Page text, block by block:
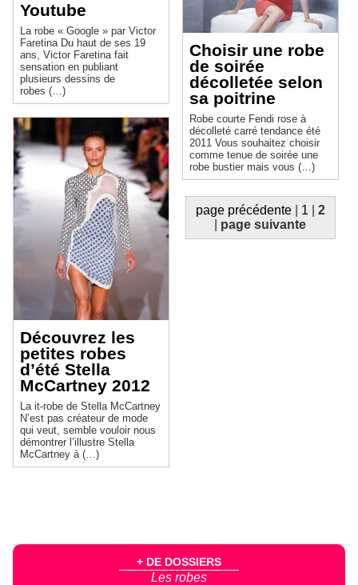
Youtube
La robe « Google » par Victor
Faretina Du haut de ses 19
ans, Victor Faretina fait
sensation en publiant
plusieurs dessins de
robes (…)
Découvrez les
petites robes
d’été Stella
McCartney 2012
La it-robe de Stella McCartney
N’est pas créateur de mode
qui veut, semble vouloir nous
démontrer l’illustre Stella
McCartney à (…)
Choisir une robe
de soirée
décolletée selon
sa poitrine
Robe courte Fendi rose à
décolleté carré tendance été
2011 Vous souhaitez choisir
comme tenue de soirée une
robe bustier mais vous (…)
page précédente| 1
2
page suivante
+ DE DOSSIERS
Les robes